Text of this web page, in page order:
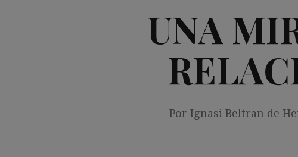
UNA
Por Ignasi Beltran de